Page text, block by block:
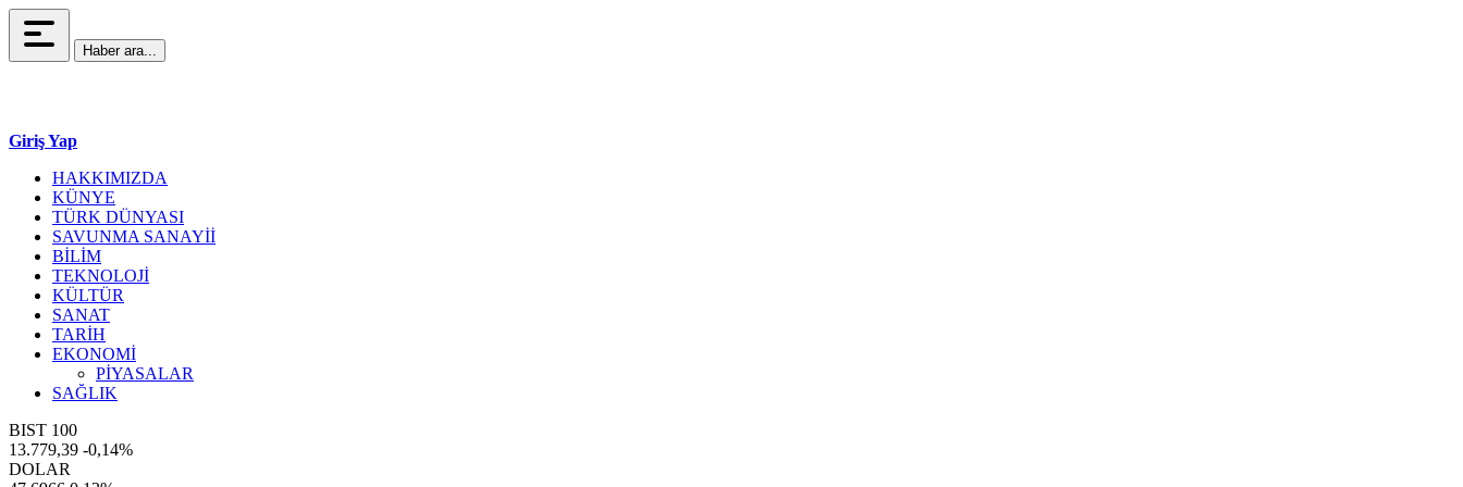
Haber ara...
Giriş Yap
HAKKIMIZDA
KÜNYE
TÜRK DÜNYASI
SAVUNMA SANAYİİ
BİLİM
TEKNOLOJİ
KÜLTÜR
SANAT
TARİH
EKONOMİ
PİYASALAR
SAĞLIK
BIST 100
13.779,39 -0,14%
DOLAR